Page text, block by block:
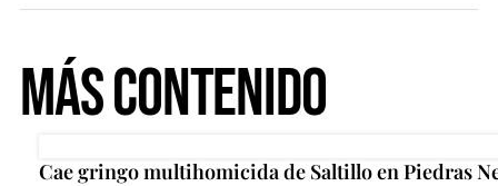
Más Contenido
Cae gringo multihomicida de Saltillo en Piedras